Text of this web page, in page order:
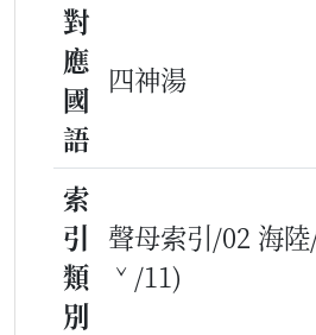
對
應
國
語
四神湯
索
引
類
別
聲母索引/02 海
ˇ/11)